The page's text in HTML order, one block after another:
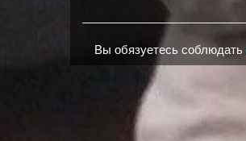
Вы обязуетесь соблюдать